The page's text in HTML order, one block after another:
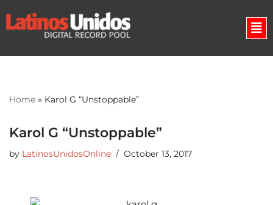
Skip
Home » Karol G “Unstoppable”
Karol G “Unstoppable”
by LatinosUnidosOnline October 13, 2017